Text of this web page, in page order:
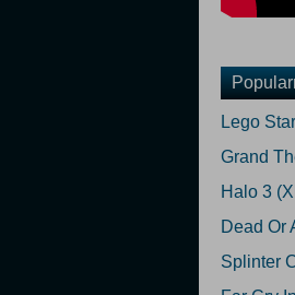
Lego
Grand
Halo 3
Dead Or
Splinter